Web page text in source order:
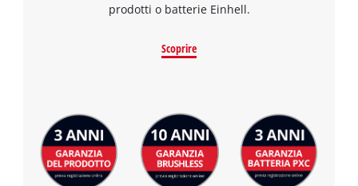
prodotti o batterie Einhell.
Scoprire